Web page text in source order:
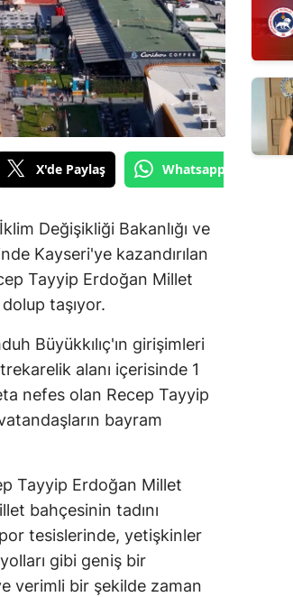
X'de Paylaş Whatsapp'tan
Değişikliği Bakanlığı ve
Kayseri'ye kazandırılan
Tayyip Erdoğan Millet
taşıyor.
Büyükkılıç'ın girişimleri
alanı içerisinde 1
nefes olan Recep Tayyip
bayram
Tayyip Erdoğan Millet
bahçesinin tadını
tesislerinde, yetişkinler
gibi geniş bir
verimli bir şekilde zaman